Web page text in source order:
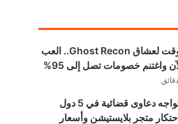
أفضل وقت لعشاق Ghost Recon.. العب
واغتنم خصومات تصل إلى 95%
سوني تواجه دعاوى قضائية في 5 دول
متجر بلايستيشن وأسعار